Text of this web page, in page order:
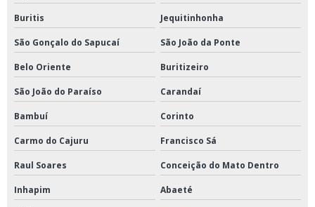
Buritis Jequitinhonha
São Gonçalo do Sapucaí São João da Ponte
Belo Oriente Buritizeiro
São João do Paraíso Carandaí
Bambuí Corinto
Carmo do Cajuru Francisco Sá
Raul Soares Conceição do Mato Dentro
Inhapim Abaeté